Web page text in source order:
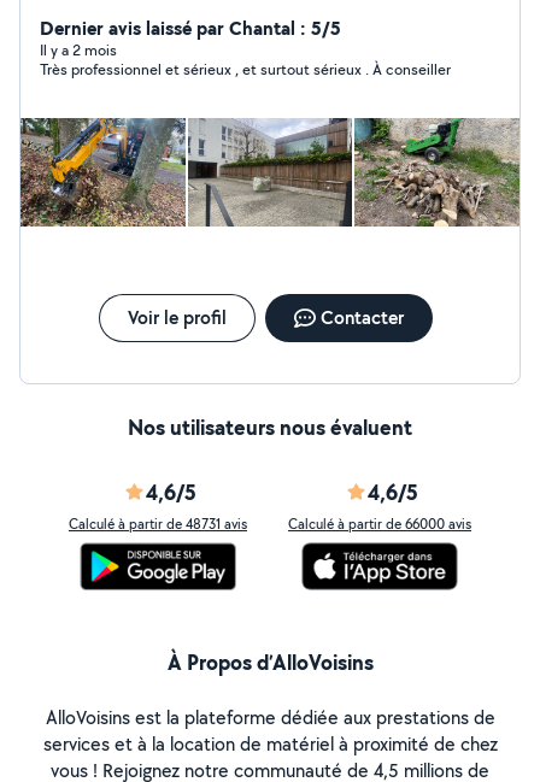
soin de vos espaces verts et de vos extérieurs.
J'interviens pour l'entretien régulier ou ponctuel, en
m'adaptant à vos besoins et à votre planning.
du détail et du travail bien fait. Déplacement sur Paris
intra-muros et toute la banlieue parisienne ️ Disponible
7j/7, du lundi au dimanche Devis gratuit sur simple
demande Réponse rapide
Dernier avis laissé par Chantal : 5/5
Il y a 2 mois
Très professionnel et sérieux , et surtout sérieux . À conseiller
Voir le profil Contacter
Nos utilisateurs nous évaluent
4,6/5
Calculé à partir de 48731 avis
4,6/5
Calculé à partir de 66000 avis
À Propos d’AlloVoisins
AlloVoisins est la plateforme dédiée aux prestations de
services et à la location de matériel à proximité de chez
vous ! Rejoignez notre communauté de 4,5 millions de